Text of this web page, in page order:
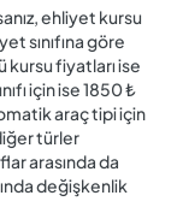
ehliyet kursu
sınıfına göre
fiyatları ise
için ise 1850 ₺
araç tipi için
türler
arasında da
değişkenlik